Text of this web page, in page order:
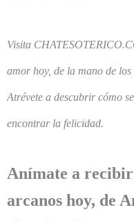
Visita
amor hoy, de la mano de
Atrévete a descubrir cómo
encontrar la felicidad.
Anímate a
arcanos hoy, de